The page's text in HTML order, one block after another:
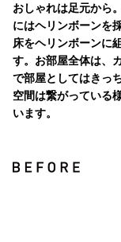
おしゃれは足元から
にはヘリンボーンを
床をヘリンボーンに
す。お部屋全体は、
で部屋としてはきっ
空間は繋がっている
います。